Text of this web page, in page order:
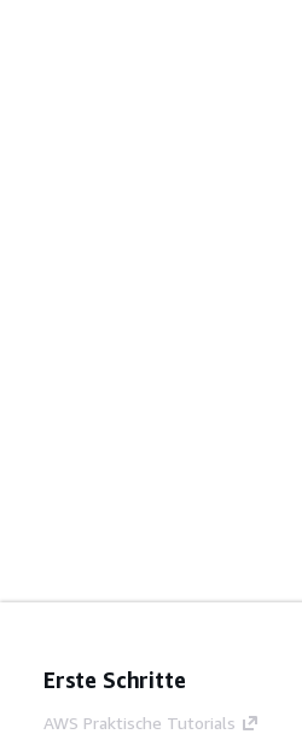
Erste Schritte
AWS Praktische Tutorials